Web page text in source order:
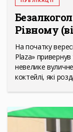
Рівному
На початку
Plaza» привернув
невелике
коктейлі, які